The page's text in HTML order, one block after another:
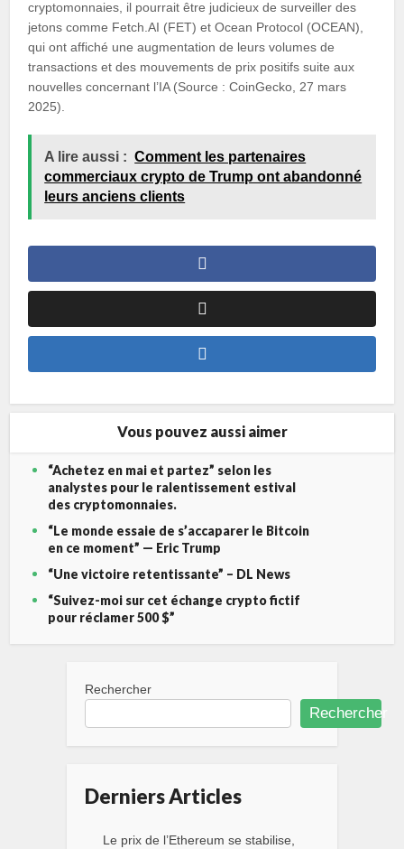
cryptomonnaies, il pourrait être judicieux de surveiller des
jetons comme Fetch.AI (FET) et Ocean Protocol (OCEAN),
qui ont affiché une augmentation de leurs volumes de
transactions et des mouvements de prix positifs suite aux
nouvelles concernant l’IA (Source : CoinGecko, 27 mars
2025).
A lire aussi : Comment les partenaires
commerciaux crypto de Trump ont abandonné
leurs anciens clients
Vous pouvez aussi aimer
“Achetez en mai et partez” selon les
analystes pour le ralentissement estival
des cryptomonnaies.
“Le monde essaie de s’accaparer le Bitcoin
en ce moment” — Eric Trump
“Une victoire retentissante” – DL News
“Suivez-moi sur cet échange crypto fictif
pour réclamer 500 $”
Rechercher
Rechercher
Derniers Articles
Le prix de l’Ethereum se stabilise,